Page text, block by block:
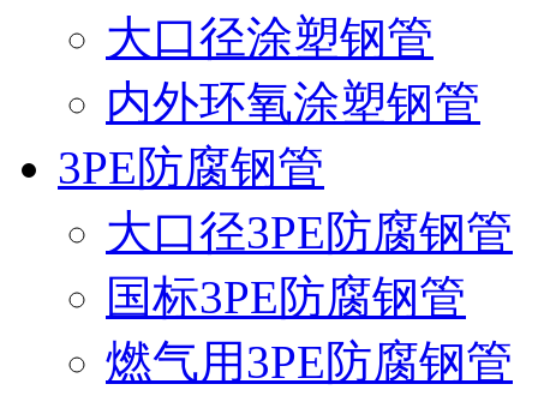
大口径涂塑钢管
内外环氧涂塑钢管
3PE防腐钢管
大口径3PE防腐钢管
国标3PE防腐钢管
燃气用3PE防腐钢管